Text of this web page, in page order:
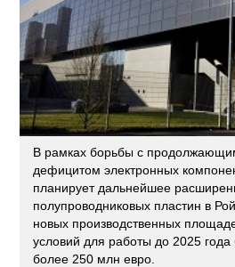
В рамках борьбы с
дефицитом электронных
планирует дальнейшее
полупроводниковых пластин в
новых производственных
условий для работы до 2025 года
более 250 млн евро.